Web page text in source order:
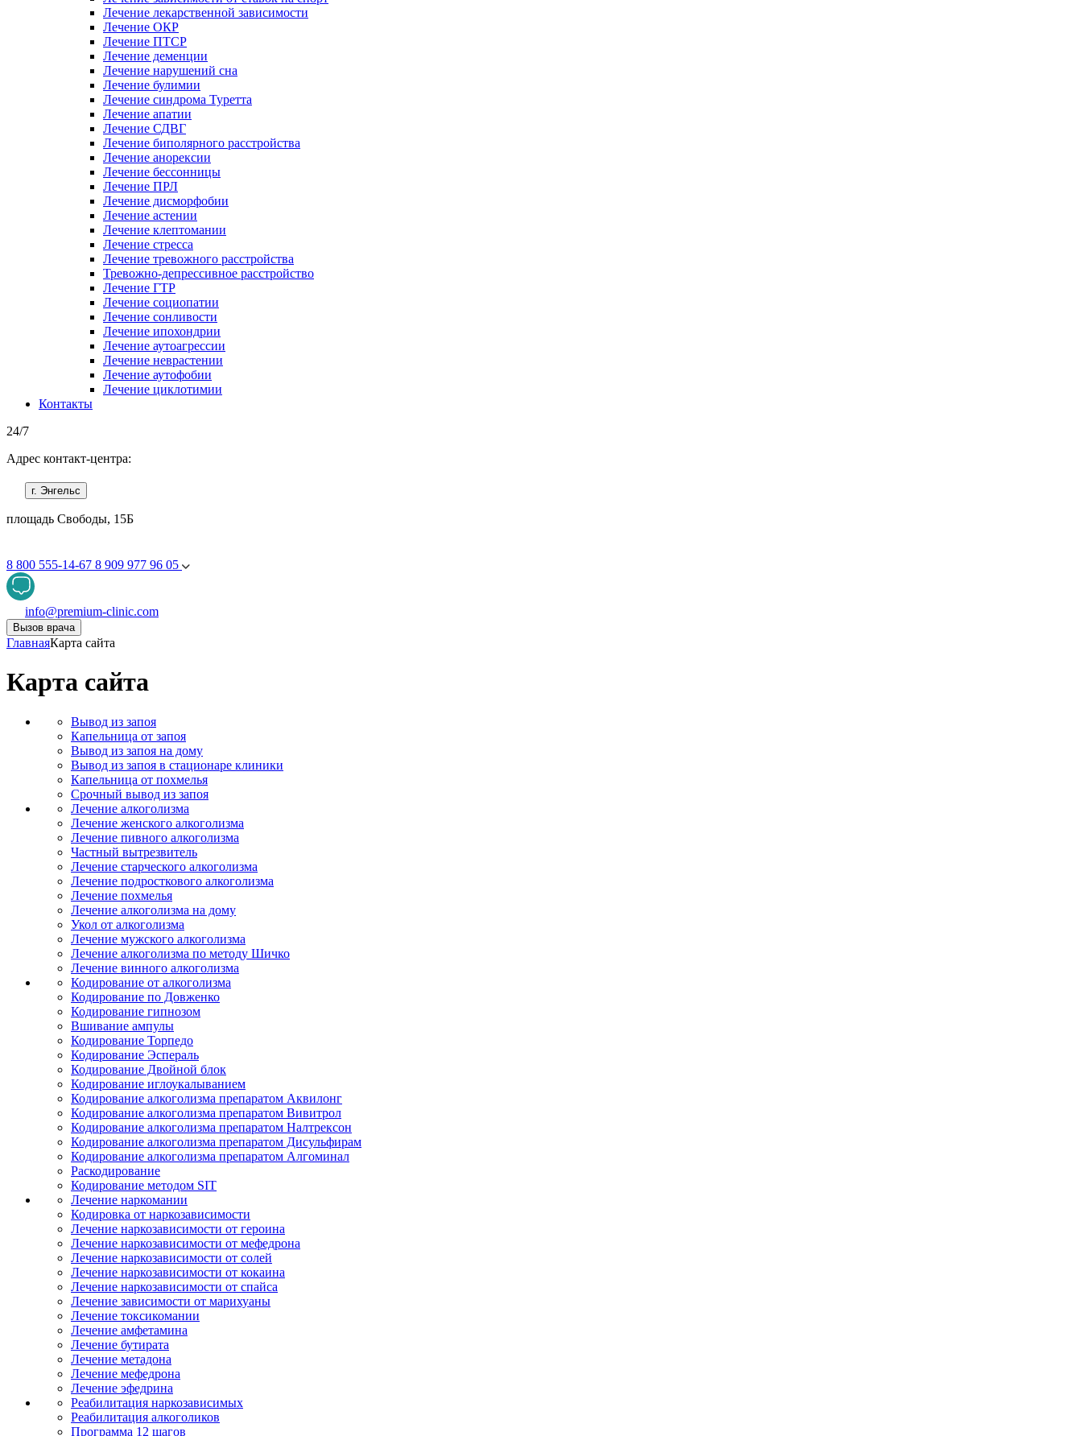
Лечение лекарственной зависимости
Лечение ОКР
Лечение ПТСР
Лечение деменции
Лечение нарушений сна
Лечение булимии
Лечение синдрома Туретта
Лечение апатии
Лечение СДВГ
Лечение биполярного расстройства
Лечение анорексии
Лечение бессонницы
Лечение ПРЛ
Лечение дисморфобии
Лечение астении
Лечение клептомании
Лечение стресса
Лечение тревожного расстройства
Тревожно-депрессивное расстройство
Лечение ГТР
Лечение социопатии
Лечение сонливости
Лечение ипохондрии
Лечение аутоагрессии
Лечение неврастении
Лечение аутофобии
Лечение циклотимии
Контакты
24/7
Адрес контакт-центра:
г. Энгельс
площадь Свободы, 15Б
8 800 555-14-67 8 909 977 96 05
info@premium-clinic.com
Вызов врача
ГлавнаяКарта сайта
Карта сайта
Вывод из запоя
Капельница от запоя
Вывод из запоя на дому
Вывод из запоя в стационаре клиники
Капельница от похмелья
Срочный вывод из запоя
Лечение алкоголизма
Лечение женского алкоголизма
Лечение пивного алкоголизма
Частный вытрезвитель
Лечение старческого алкоголизма
Лечение подросткового алкоголизма
Лечение похмелья
Лечение алкоголизма на дому
Укол от алкоголизма
Лечение мужского алкоголизма
Лечение алкоголизма по методу Шичко
Лечение винного алкоголизма
Кодирование от алкоголизма
Кодирование по Довженко
Кодирование гипнозом
Вшивание ампулы
Кодирование Торпедо
Кодирование Эспераль
Кодирование Двойной блок
Кодирование иглоукалыванием
Кодирование алкоголизма препаратом Аквилонг
Кодирование алкоголизма препаратом Вивитрол
Кодирование алкоголизма препаратом Налтрексон
Кодирование алкоголизма препаратом Дисульфирам
Кодирование алкоголизма препаратом Алгоминал
Раскодирование
Кодирование методом SIT
Лечение наркомании
Кодировка от наркозависимости
Лечение наркозависимости от героина
Лечение наркозависимости от мефедрона
Лечение наркозависимости от солей
Лечение наркозависимости от кокаина
Лечение наркозависимости от спайса
Лечение зависимости от марихуаны
Лечение токсикомании
Лечение амфетамина
Лечение бутирата
Лечение метадона
Лечение мефедрона
Лечение эфедрина
Реабилитация наркозависимых
Реабилитация алкоголиков
Программа 12 шагов